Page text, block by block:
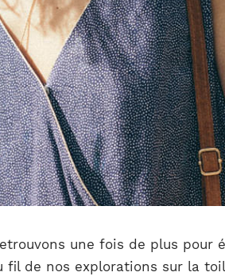
une fois de plus pour
fil de nos explorations sur la